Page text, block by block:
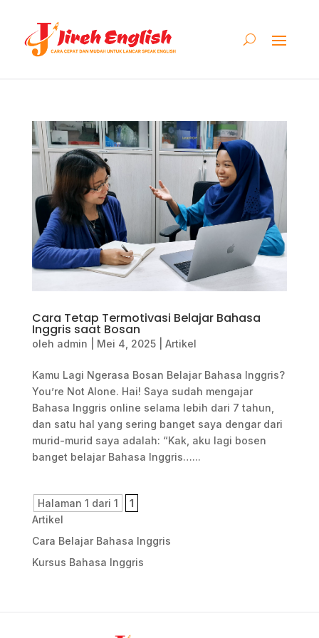
Cara Tetap Termotivasi Belajar Bahasa
Inggris saat Bosan
oleh admin Mei 4, 2025| Artikel
Kamu Lagi Ngerasa Bosan Belajar Bahasa Inggris?
You’re Not Alone. Hai! Saya sudah mengajar
Bahasa Inggris online selama lebih dari 7 tahun,
dan satu hal yang sering banget saya dengar dari
murid-murid saya adalah: “Kak, aku lagi bosen
banget belajar Bahasa Inggris…...
Halaman 1 dari 1
1
Artikel
Cara Belajar Bahasa Inggris
Kursus Bahasa Inggris